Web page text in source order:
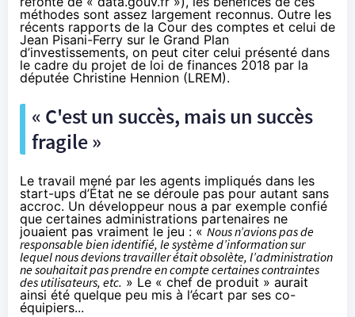
méthodes sont assez largement reconnus. Outre les
récents rapports de la Cour des comptes et celui de
Jean Pisani-Ferry sur le Grand Plan
d’investissements, on peut citer celui présenté dans
le cadre du projet de loi de finances 2018 par la
députée Christine Hennion (LREM).
« C'est un succès, mais un succès
fragile »
Le travail mené par les agents impliqués dans les
start-ups d’État ne se déroule pas pour autant sans
accroc. Un développeur nous a par exemple confié
que certaines administrations partenaires ne
jouaient pas vraiment le jeu : « Nous n’avions pas de
responsable bien identifié, le système d’information sur
lequel nous devions travailler était obsolète, l’administration
ne souhaitait pas prendre en compte certaines contraintes
des utilisateurs, etc. » Le « chef de produit » aurait
ainsi été quelque peu mis à l’écart par ses co-
équipiers...